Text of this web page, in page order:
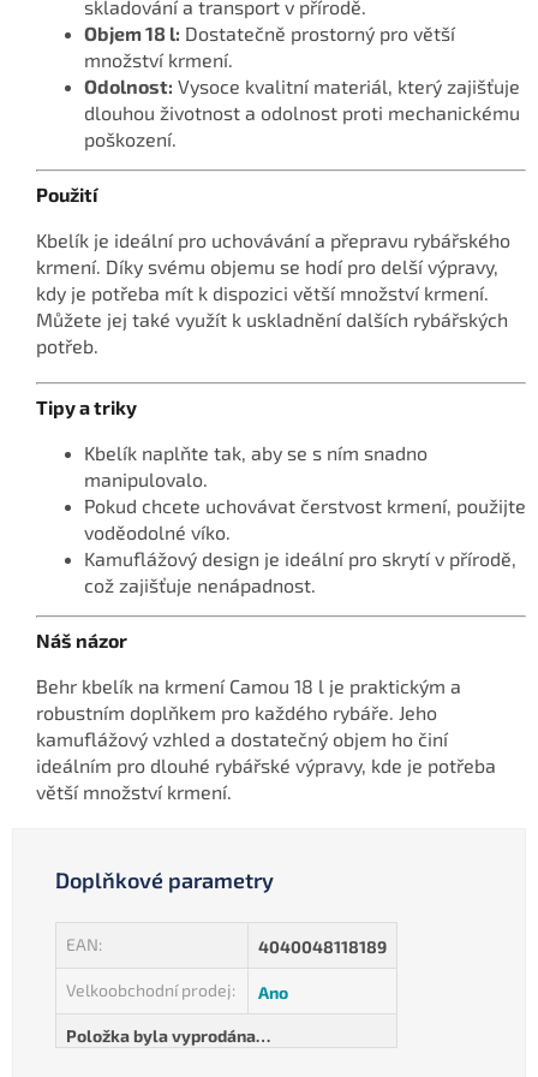
skladování a transport v přírodě.
Objem 18 l: Dostatečně prostorný pro větší
množství krmení.
Odolnost: Vysoce kvalitní materiál, který zajišťuje
dlouhou životnost a odolnost proti mechanickému
poškození.
Použití
Kbelík je ideální pro uchovávání a přepravu rybářského
krmení. Díky svému objemu se hodí pro delší výpravy,
kdy je potřeba mít k dispozici větší množství krmení.
Můžete jej také využít k uskladnění dalších rybářských
potřeb.
Tipy a triky
Kbelík naplňte tak, aby se s ním snadno
manipulovalo.
Pokud chcete uchovávat čerstvost krmení, použijte
voděodolné víko.
Kamuflážový design je ideální pro skrytí v přírodě,
což zajišťuje nenápadnost.
Náš názor
Behr kbelík na krmení Camou 18 l je praktickým a
robustním doplňkem pro každého rybáře. Jeho
kamuflážový vzhled a dostatečný objem ho činí
ideálním pro dlouhé rybářské výpravy, kde je potřeba
větší množství krmení.
Doplňkové parametry
EAN: 4040048118189
Velkoobchodní prodej: Ano
Položka byla vyprodána…